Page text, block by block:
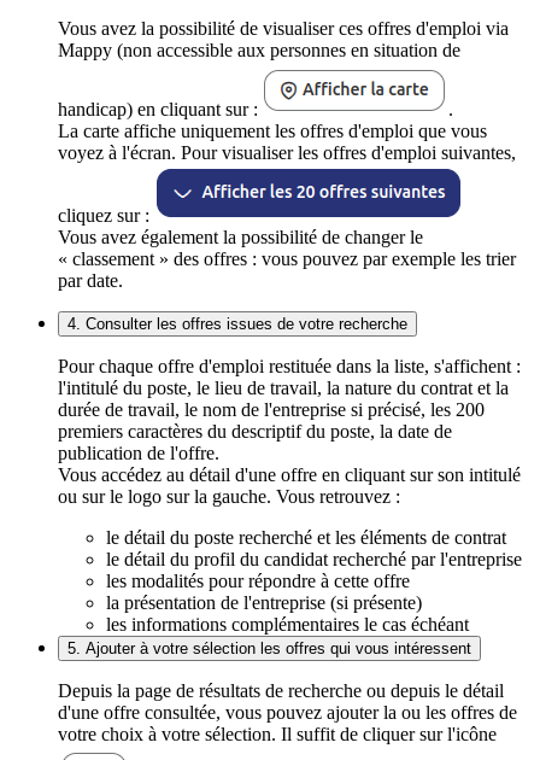
Vous avez la possibilité de visualiser ces offres d'emploi via
Mappy (non accessible aux personnes en situation de
handicap) en cliquant sur :
.
La carte affiche uniquement les offres d'emploi que vous
voyez à l'écran. Pour visualiser les offres d'emploi suivantes,
cliquez sur :
Vous avez également la possibilité de changer le
« classement » des offres : vous pouvez par exemple les trier
par date.
4. Consulter les offres issues de votre recherche
Pour chaque offre d'emploi restituée dans la liste, s'affichent :
l'intitulé du poste, le lieu de travail, la nature du contrat et la
durée de travail, le nom de l'entreprise si précisé, les 200
premiers caractères du descriptif du poste, la date de
publication de l'offre.
Vous accédez au détail d'une offre en cliquant sur son intitulé
ou sur le logo sur la gauche. Vous retrouvez :
le détail du poste recherché et les éléments de contrat
le détail du profil du candidat recherché par l'entreprise
les modalités pour répondre à cette offre
la présentation de l'entreprise (si présente)
les informations complémentaires le cas échéant
5. Ajouter à votre sélection les offres qui vous intéressent
Depuis la page de résultats de recherche ou depuis le détail
d'une offre consultée, vous pouvez ajouter la ou les offres de
votre choix à votre sélection. Il suffit de cliquer sur l'icône